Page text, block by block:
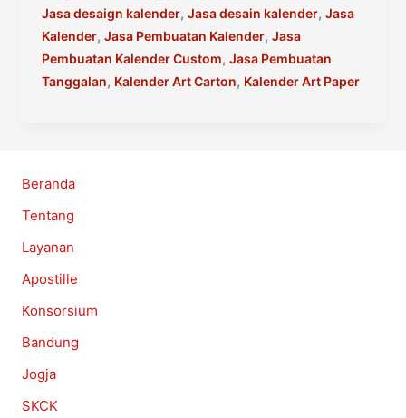
Harga
Pembuatan
Kalender
Murah
Jasa desaign kalender, Jasa desain kalender, Jasa
Kalender, Jasa Pembuatan Kalender, Jasa
Pembuatan Kalender Custom, Jasa Pembuatan
Tanggalan, Kalender Art Carton, Kalender Art Paper
Beranda
Tentang
Layanan
Apostille
Konsorsium
Bandung
Jogja
SKCK